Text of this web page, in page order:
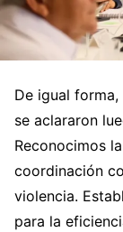
De igual
se aclararon
Reconocimos
coordinación
violencia.
para la